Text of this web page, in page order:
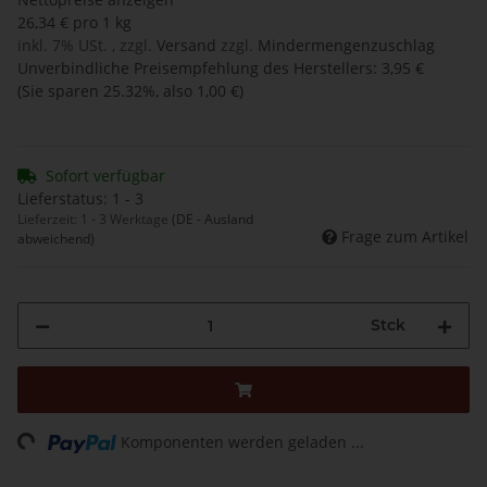
26,34 € pro 1 kg
inkl. 7% USt. , zzgl. Versand zzgl.
Mindermengenzuschlag
Unverbindliche Preisempfehlung des Herstellers: 3,95 €
(Sie sparen 25.32%, also 1,00 €)
Sofort verfügbar
Lieferstatus: 1 - 3
Lieferzeit: 1 - 3 Werktage (DE - Ausland
abweichend)
Frage zum Artikel
Stck
Komponenten werden geladen ...